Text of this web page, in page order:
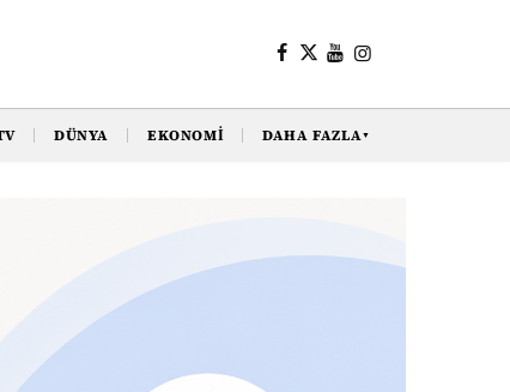
DÜNYA EKONOMI DAHA FAZLA▼